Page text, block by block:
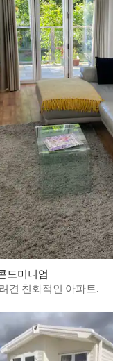
도미니엄
견 친화적인 아파트.